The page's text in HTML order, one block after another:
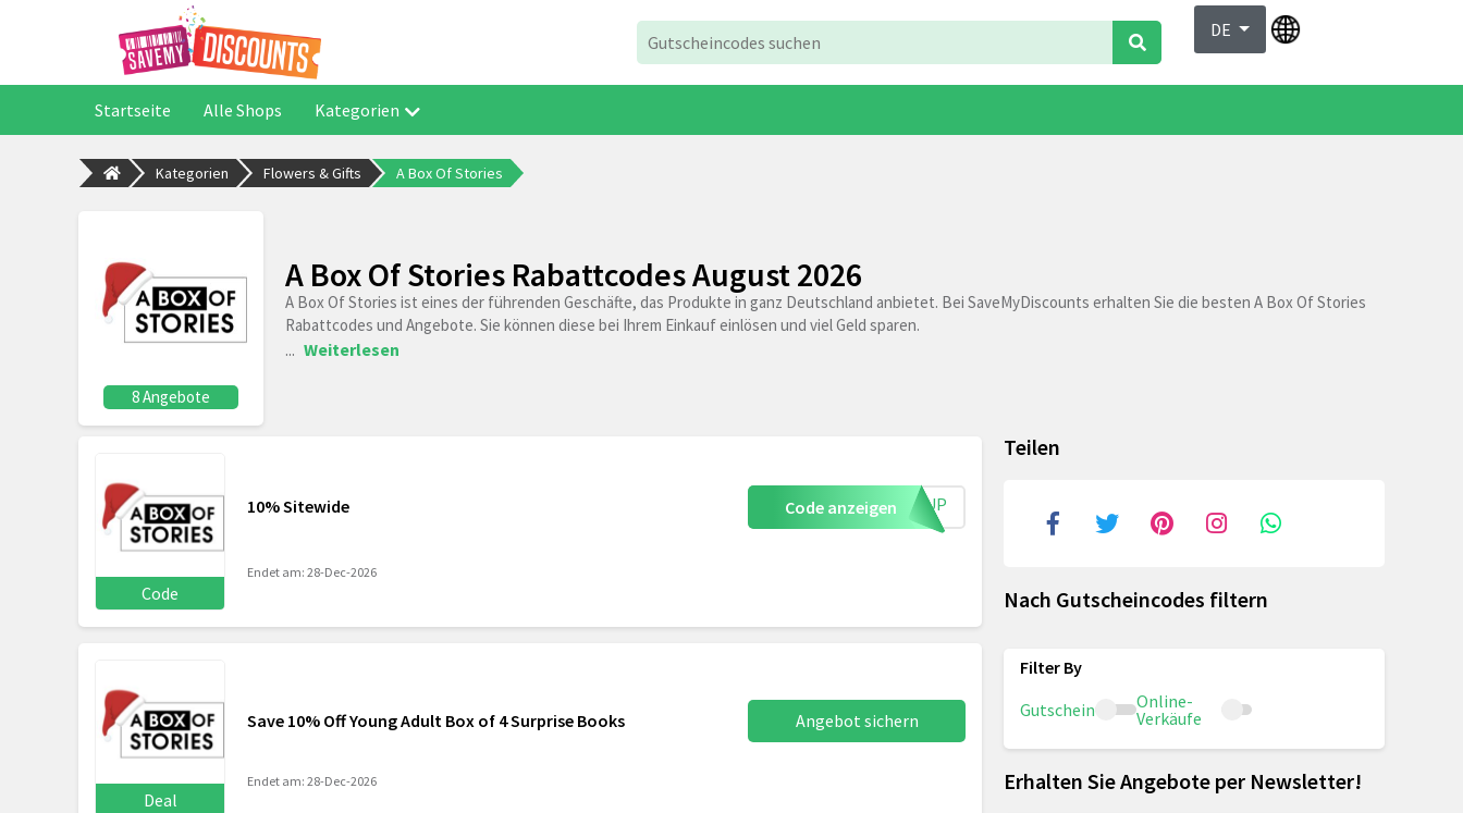
DE
Startseite Alle Shops Kategorien
Kategorien Flowers & Gifts A Box Of Stories
8 Angebote
A Box Of Stories Rabattcodes August 2026
A Box Of Stories ist eines der führenden Geschäfte, das Produkte in ganz Deutschland anbietet. Bei SaveMyDiscounts erhalten Sie die besten A Box Of Stories
Rabattcodes und Angebote. Sie können diese bei Ihrem Einkauf einlösen und viel Geld sparen.
... Weiterlesen
Code
10% Sitewide Code anzeigen IGNUP
Endet am: 28-Dec-2026
Deal
Save 10% Off Young Adult Box of 4 Surprise Books Angebot sichern
Endet am: 28-Dec-2026
Teilen
Nach Gutscheincodes filtern
Gutschein
Online-
Verkäufe
Erhalten Sie Angebote per Newsletter!